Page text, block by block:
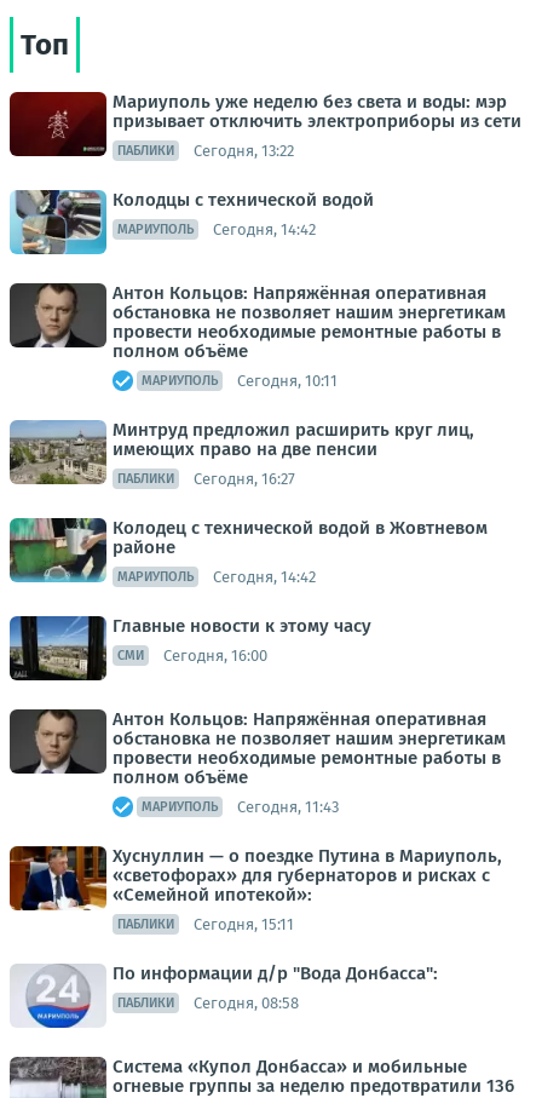
Топ
Мариуполь уже неделю без света и воды: мэр
призывает отключить электроприборы из сети
ПАБЛИКИ Сегодня, 13:22
Колодцы с технической водой
МАРИУПОЛЬ Сегодня, 14:42
Антон Кольцов: Напряжённая оперативная
обстановка не позволяет нашим энергетикам
провести необходимые ремонтные работы в
полном объёме
МАРИУПОЛЬ Сегодня, 10:11
Минтруд предложил расширить круг лиц,
имеющих право на две пенсии
ПАБЛИКИ Сегодня, 16:27
Колодец с технической водой в Жовтневом
районе
МАРИУПОЛЬ Сегодня, 14:42
Главные новости к этому часу
СМИ Сегодня, 16:00
Антон Кольцов: Напряжённая оперативная
обстановка не позволяет нашим энергетикам
провести необходимые ремонтные работы в
полном объёме
МАРИУПОЛЬ Сегодня, 11:43
Хуснуллин — о поездке Путина в Мариуполь,
«светофорах» для губернаторов и рисках с
«Семейной ипотекой»:
ПАБЛИКИ Сегодня, 15:11
По информации д/р "Вода Донбасса":
ПАБЛИКИ Сегодня, 08:58
Система «Купол Донбасса» и мобильные
огневые группы за неделю предотвратили 136